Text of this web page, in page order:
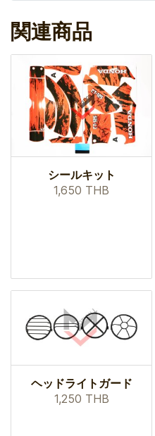
関連商品
シールキット
1,650 THB
ヘッドライトガード
1,250 THB